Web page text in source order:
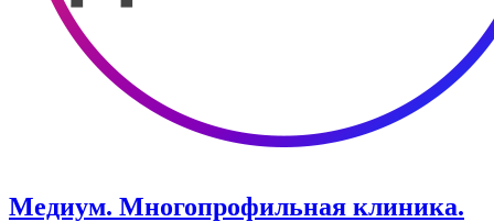
Медиум. Многопрофильная клиника.